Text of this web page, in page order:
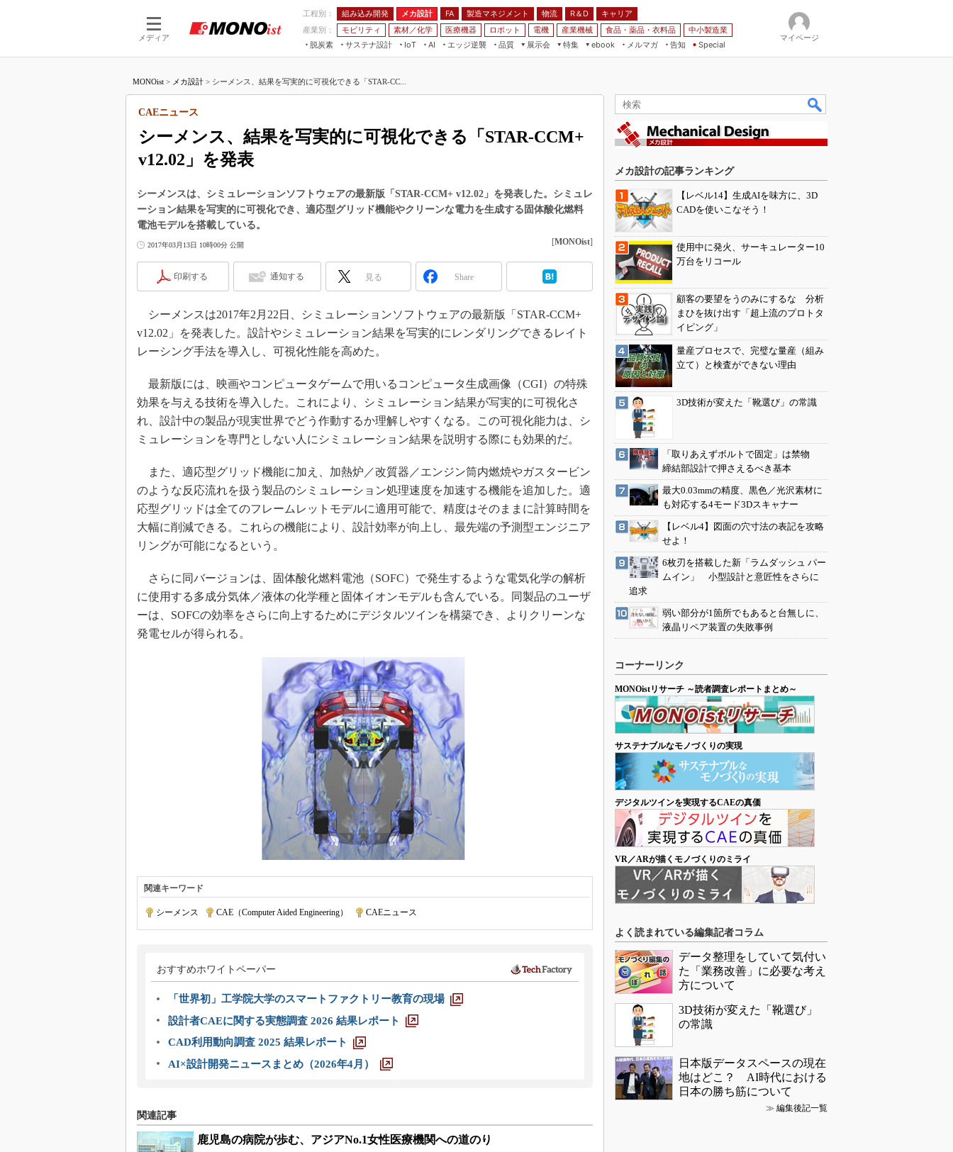
メディア
工程別： 組み込み開発 メカ設計 FA 製造マネジメント 物流 R＆D
キャリア
産業別：
モビリティ 素材／化学 医療機器 ロボット 電機 産業機械 食品・薬品・衣料品
中小製造業
脱炭素
サステナ設計
IoT
つながる工場
AI
AI×設備保全
エッジ逆襲 品質
展示会
JIMTOF
IIFES
TECHNO-FRONTIER
EdgeTech+
日本ものづくりワールド
AUTOMOTIVE WORLD
産業オープンネット展
特集
フィールドサービス
組み込み画像技術
組み込みモデリング
ISO26262
3Dプリンタ
インダストリー4.0
イノベーション
製造業ビッグデータ
植物工場
知財マネジメント
海外生産
新型コロナへの対応
ebook
メルマガ
告知 Special
マイページ
MONOist > メカ設計 > シーメンス、結果を写実的に可視化できる「STAR-CC...
シーメンス、結果を写実的に可視化できる「STAR-CCM+
v12.02」を発表
CAEニュース
シーメンスは、シミュレーションソフトウェアの最新版「STAR-CCM+ v12.02」を発表した。シミュレ
ーション結果を写実的に可視化でき、適応型グリッド機能やクリーンな電力を生成する固体酸化燃料
電池モデルを搭載している。
2017年03月13日 10時00分 公開 [MONOist]
印刷する 通知する 見る Share
シーメンスは2017年2月22日、シミュレーションソフトウェアの最新版「STAR-CCM+
v12.02」を発表した。設計やシミュレーション結果を写実的にレンダリングできるレイト
レーシング手法を導入し、可視化性能を高めた。
最新版には、映画やコンピュータゲームで用いるコンピュータ生成画像（CGI）の特殊
効果を与える技術を導入した。これにより、シミュレーション結果が写実的に可視化さ
れ、設計中の製品が現実世界でどう作動するか理解しやすくなる。この可視化能力は、シ
ミュレーションを専門としない人にシミュレーション結果を説明する際にも効果的だ。
また、適応型グリッド機能に加え、加熱炉／改質器／エンジン筒内燃焼やガスタービン
のような反応流れを扱う製品のシミュレーション処理速度を加速する機能を追加した。適
応型グリッドは全てのフレームレットモデルに適用可能で、精度はそのままに計算時間を
大幅に削減できる。これらの機能により、設計効率が向上し、最先端の予測型エンジニア
リングが可能になるという。
さらに同バージョンは、固体酸化燃料電池（SOFC）で発生するような電気化学の解析
に使用する多成分気体／液体の化学種と固体イオンモデルも含んでいる。同製品のユーザ
ーは、SOFCの効率をさらに向上するためにデジタルツインを構築でき、よりクリーンな
発電セルが得られる。
関連キーワード
シーメンス CAE（Computer Aided Engineering） CAEニュース
おすすめホワイトペーパー
「世界初」工学院大学のスマートファクトリー教育の現場
設計者CAEに関する実態調査 2026 結果レポート
CAD利用動向調査 2025 結果レポート
AI×設計開発ニュースまとめ（2026年4月）
関連記事
鹿児島の病院が歩む、アジアNo.1女性医療機関への道のり
メカ設計の記事ランキング
【レベル14】生成AIを味方に、3D
CADを使いこなそう！
使用中に発火、サーキュレーター10
万台をリコール
顧客の要望をうのみにするな 分析
まひを抜け出す「超上流のプロトタ
イピング」
量産プロセスで、完璧な量産（組み
立て）と検査ができない理由
3D技術が変えた「靴選び」の常識
「取りあえずボルトで固定」は禁物
締結部設計で押さえるべき基本
最大0.03mmの精度、黒色／光沢素材に
も対応する4モード3Dスキャナー
【レベル4】図面の穴寸法の表記を攻略
せよ！
6枚刃を搭載した新「ラムダッシュ パー
ムイン」 小型設計と意匠性をさらに
追求
弱い部分が1箇所でもあると台無しに、
液晶リペア装置の失敗事例
コーナーリンク
MONOistリサーチ ～読者調査レポートまとめ～
サステナブルなモノづくりの実現
デジタルツインを実現するCAEの真価
VR／ARが描くモノづくりのミライ
よく読まれている編集記者コラム
データ整理をしていて気付い
た「業務改善」に必要な考え
方について
3D技術が変えた「靴選び」
の常識
日本版データスペースの現在
地はどこ？ AI時代における
日本の勝ち筋について
≫ 編集後記一覧